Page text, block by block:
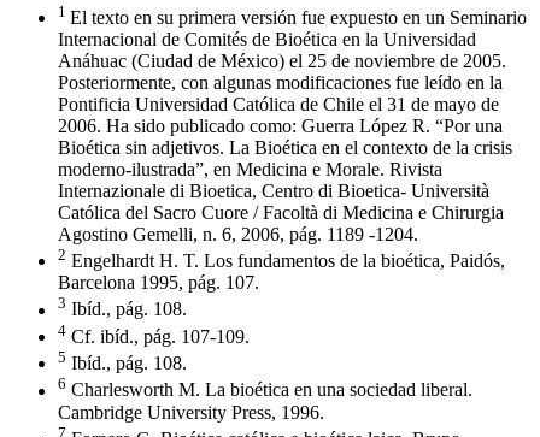
1 El texto en su primera versión fue expuesto en un Seminario
Internacional de Comités de Bioética en la Universidad
Anáhuac (Ciudad de México) el 25 de noviembre de 2005.
Posteriormente, con algunas modificaciones fue leído en la
Pontificia Universidad Católica de Chile el 31 de mayo de
2006. Ha sido publicado como: Guerra López R. “Por una
Bioética sin adjetivos. La Bioética en el contexto de la crisis
moderno-ilustrada”, en Medicina e Morale. Rivista
Internazionale di Bioetica, Centro di Bioetica- Università
Católica del Sacro Cuore / Facoltà di Medicina e Chirurgia
Agostino Gemelli, n. 6, 2006, pág. 1189 -1204.
2 Engelhardt H. T. Los fundamentos de la bioética, Paidós,
Barcelona 1995, pág. 107.
3 Ibíd., pág. 108.
4 Cf. ibíd., pág. 107-109.
5 Ibíd., pág. 108.
6 Charlesworth M. La bioética en una sociedad liberal.
Cambridge University Press, 1996.
7